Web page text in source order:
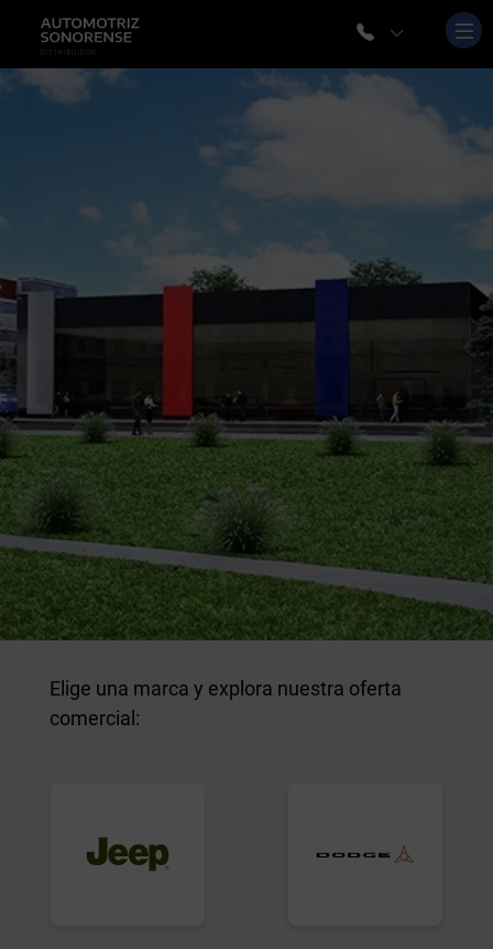
Elige una marca y explora nuestra oferta
comercial: